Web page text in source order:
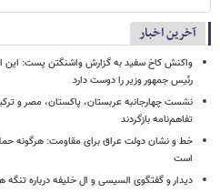
آخرین اخبار
واکنش کاخ سفید به گزارش واشنگتن پست: این
رئیس جمهور وزیر را دوست دارد
نشست چهارجانبه عربستان، پاکستان، مصر و
تفاهم‌نامه بازگردند
خط و نشان دولت عراق برای مقاومت: هرگونه
است
دیدار و گفتگوی السیسی و ال خلیفه درباره